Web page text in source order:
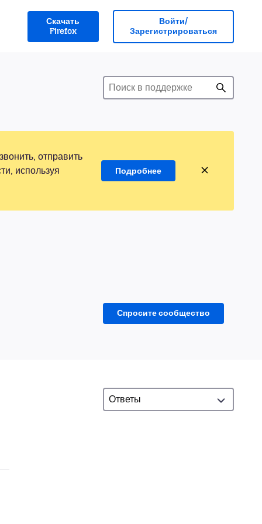
Скачать
Firefox
Войти/
Зарегистрироваться
отправить
используя
Подробнее
Спросите сообщество